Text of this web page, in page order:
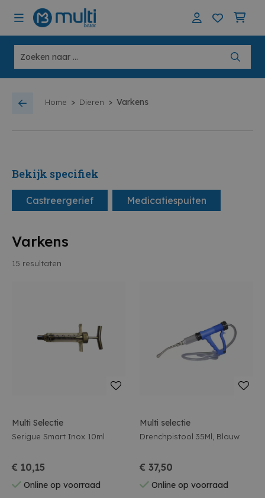
Home > Dieren > Varkens
Bekijk specifiek
Castreergerief Medicatiespuiten
Varkens
15 resultaten
Multi Selectie
Serigue Smart Inox 10ml
€ 10,15
Online op voorraad
Multi selectie
Drenchpistool 35Ml, Blauw
€ 37,50
Online op voorraad